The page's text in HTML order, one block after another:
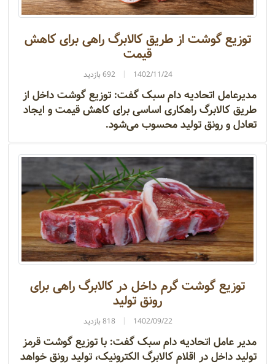
توزیع گوشت از طریق کالابرگ راهی برای کاهش
قیمت
1402/11/24 692 بازدید
مدیرعامل اتحادیه دام سبک گفت: توزیع گوشت داخل از
طریق کالابرگ راهکاری اساسی برای کاهش قیمت و ایجاد
تعادل و رونق تولید محسوب می‌شود.
توزیع گوشت گرم داخل در کالابرگ راهی برای
رونق تولید
1402/09/22 818 بازدید
مدیر عامل اتحادیه دام سبک گفت: با توزیع گوشت قرمز
تولید داخل در اقلام کالابرگ الکترونیک، تولید رونق خواهد